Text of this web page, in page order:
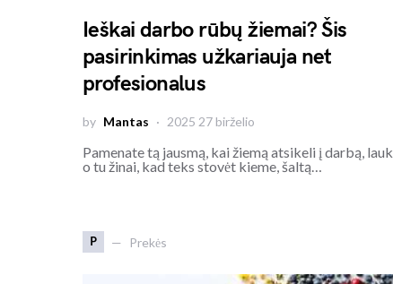
Ieškai darbo rūbų žiemai? Šis
pasirinkimas užkariauja net
profesionalus
by Mantas 2025 27 birželio
Pamenate tą jausmą, kai žiemą atsikeli į darbą,
o tu žinai, kad teks stovėt kieme, šaltą…
P Prekės